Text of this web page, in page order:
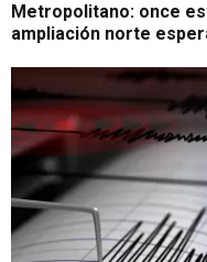
Metropolitano: once
ampliación norte